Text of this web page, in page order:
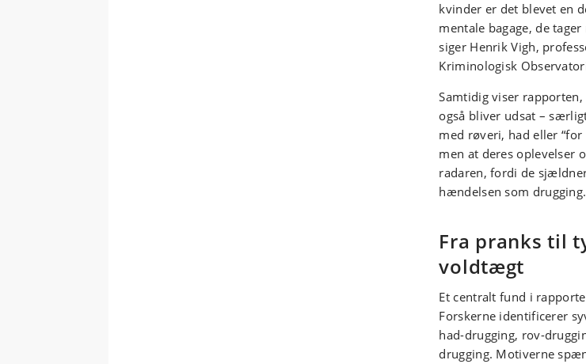
kvinder er det blevet en
mentale bagage, de tager
siger Henrik Vigh,
Kriminologisk
Samtidig viser
også bliver udsat –
med røveri, had eller “for
men at deres oplevelser
radaren, fordi de
hændelsen som drugging.
Fra pranks til
voldtægt
Et centralt fund i
Forskerne identificerer
had-drugging, rov-
drugging. Motiverne